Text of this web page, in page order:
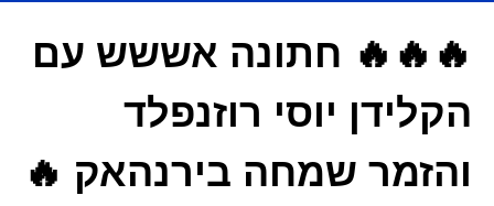
🔥🔥🔥 חתונה אששש עם
הקלידן יוסי רוזנפלד
והזמר שמחה בירנהאק 🔥